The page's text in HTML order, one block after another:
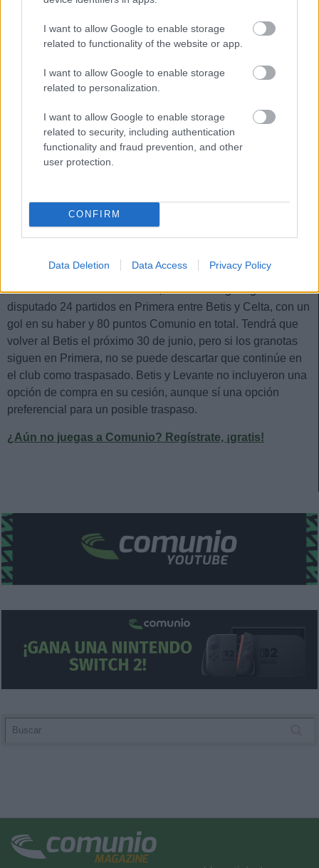
I want to allow Google to enable storage
related to functionality of the website or app.
I want to allow Google to enable storage
related to personalization.
I want to allow Google to enable storage
related to security, including authentication
functionality and fraud prevention, and other
user protection.
CONFIRM
Data Deletion Data Access Privacy Policy
Iker Losada fichó el pasado verano por el Levante, cedido
por el Real Betis Balompié, ya que no entraba en los planes
de Pellegrini. Es la segunda cesión consecutiva del
mediapunta, que ya salió a préstamo al Celta en enero de
2025 desde el club verdiblanco, al que llegó en julio de
2024 tras el pago de 1,8 millones de euros por su traspaso
desde el Racing de Ferrol.
Segunda División, anotando 9 goles y repartiendo 7
asistencias en 42 partidos ligueros. Esos números llamaron
de Pellegrini.
Antes de su cesión al Levante, el futbolista gallego había
disputado 24 partidos en Primera entre Betis y Celta, con un
gol en su haber y 80 puntos Comunio en total. Tendrá que
volver al Betis el próximo 30 de junio, pero si los granotas
siguen en Primera, no se puede descartar que continúe en
el club como traspasado. Betis y Levante no incluyeron una
opción de compra en su cesión, aunque sí una opción
preferencial para un posible traspaso.
¿Aún no juegas a Comunio? Regístrate, ¡gratis!